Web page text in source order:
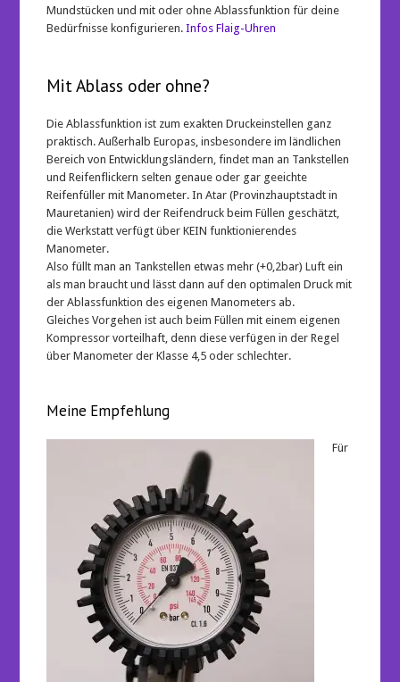
Mundstücken und mit oder ohne Ablassfunktion für deine
Bedürfnisse konfigurieren.Infos Flaig-Uhren
Mit Ablass oder ohne?
Die Ablassfunktion ist zum exakten Druckeinstellen ganz
praktisch. Außerhalb Europas, insbesondere im ländlichen
Bereich von Entwicklungsländern, findet man an Tankstellen
und Reifenflickern selten genaue oder gar geeichte
Reifenfüller mit Manometer. In Atar (Provinzhauptstadt in
Mauretanien) wird der Reifendruck beim Füllen geschätzt,
die Werkstatt verfügt über KEIN funktionierendes
Manometer.
Also füllt man an Tankstellen etwas mehr (+0,2bar) Luft ein
als man braucht und lässt dann auf den optimalen Druck mit
der Ablassfunktion des eigenen Manometers ab.
Gleiches Vorgehen ist auch beim Füllen mit einem eigenen
Kompressor vorteilhaft, denn diese verfügen in der Regel
über Manometer der Klasse 4,5 oder schlechter.
Meine Empfehlung
Für